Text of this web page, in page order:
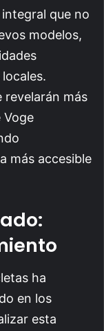
que no
modelos,
revelarán más
Voge
más accesible
ha
en los
esta